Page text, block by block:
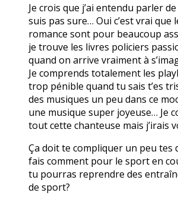
Je crois que j’ai entendu parler
suis pas sure… Oui c’est vrai que
romance sont pour beaucoup
je trouve les livres policiers
quand on arrive vraiment à
Je comprends totalement les
trop pénible quand tu sais t’es
des musiques un peu dans ce
une musique super joyeuse… Je
tout cette chanteuse mais j’irais
Ça doit te compliquer un peu tes
fais comment pour le sport en
tu pourras reprendre des
de sport?